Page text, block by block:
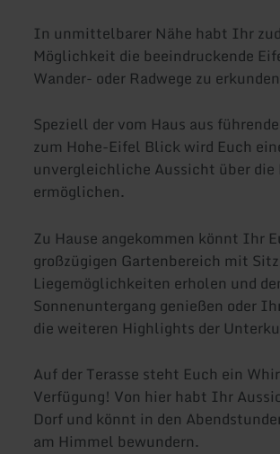
In unmittelbarer Nähe habt Ihr
Möglichkeit die beeindruckende
Wander- oder Radwege zu
Speziell der vom Haus aus
zum Hohe-Eifel Blick wird Euch
unvergleichliche Aussicht über die
ermöglichen.
Zu Hause angekommen könnt Ihr
großzügigen Gartenbereich mit
Liegemöglichkeiten erholen und
Sonnenuntergang genießen oder
die weiteren Highlights der
Auf der Terasse steht Euch ein
Verfügung! Von hier habt Ihr
Dorf und könnt in den
am Himmel bewundern.